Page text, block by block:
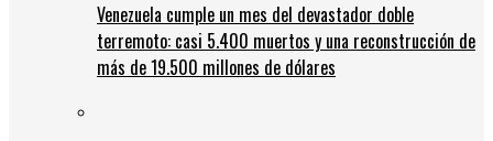
Venezuela cumple un mes del devastador doble
terremoto: casi 5.400 muertos y una reconstrucción de
más de 19.500 millones de dólares